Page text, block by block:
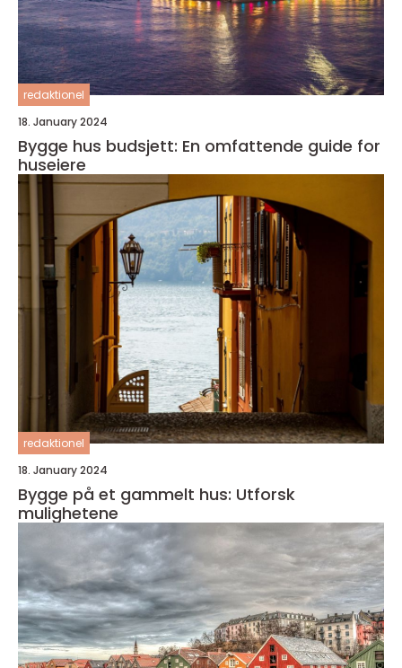
redaktionel
18. January 2024
Bygge hus budsjett: En omfattende guide for
huseiere
redaktionel
18. January 2024
Bygge på et gammelt hus: Utforsk
mulighetene